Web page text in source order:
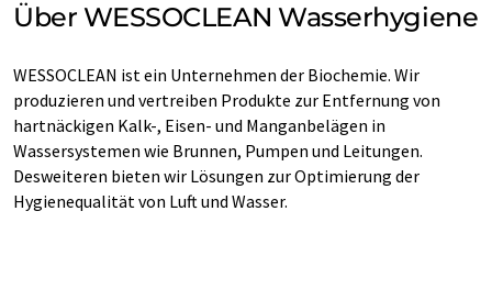
Über WESSOCLEAN Wasserhygiene
WESSOCLEAN ist ein Unternehmen der Biochemie. Wir
produzieren und vertreiben Produkte zur Entfernung von
hartnäckigen Kalk-, Eisen- und Manganbelägen in
Wassersystemen wie Brunnen, Pumpen und Leitungen.
Desweiteren bieten wir Lösungen zur Optimierung der
Hygienequalität von Luft und Wasser.